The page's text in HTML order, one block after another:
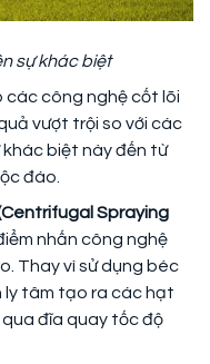
sự khác biệt
các công nghệ cốt lõi
vượt trội so với các
biệt này đến từ
đáo.
Spraying
nhấn công nghệ
Thay vì sử dụng béc
ly tâm tạo ra các hạt
đĩa quay tốc độ